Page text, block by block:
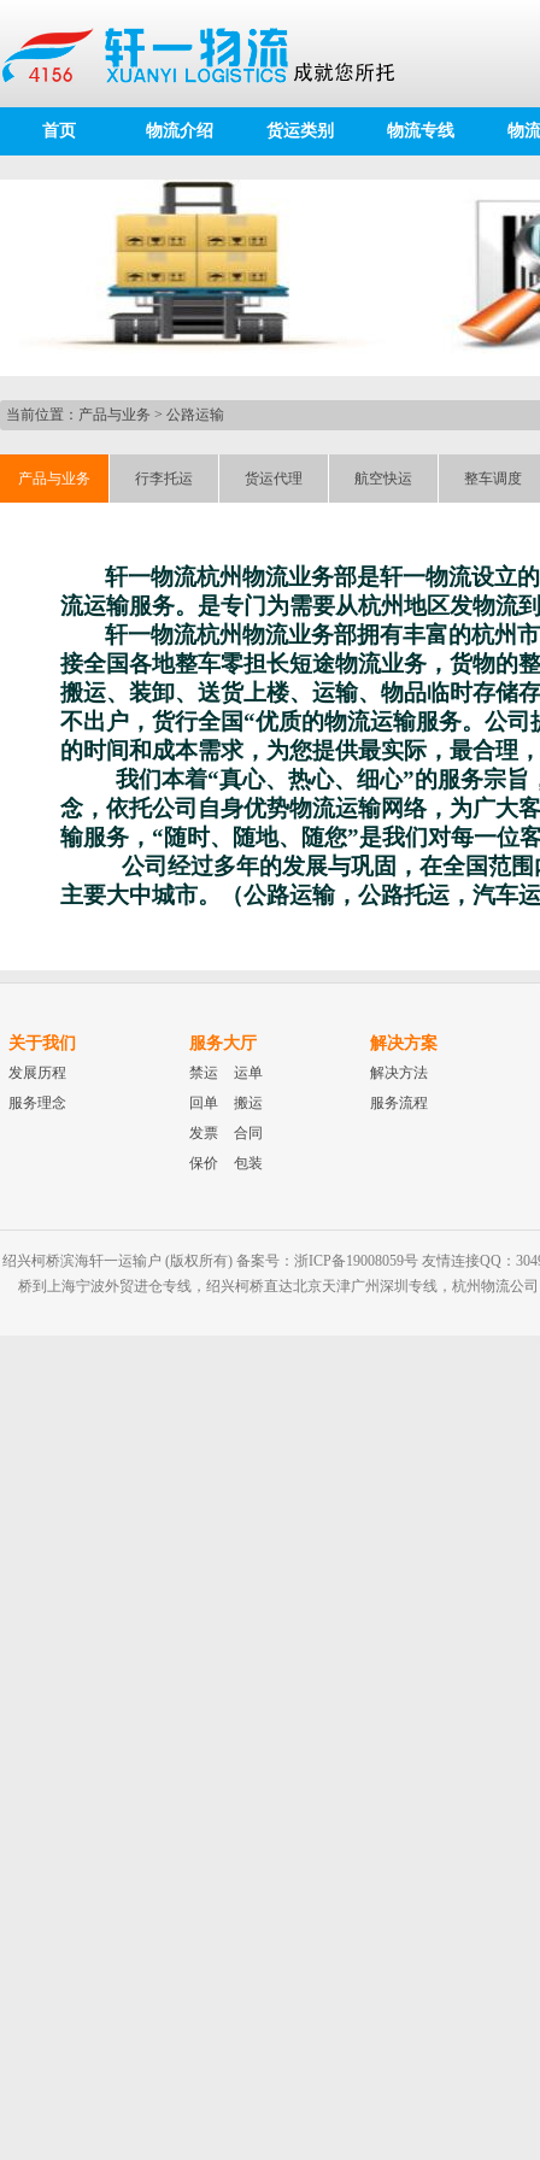
首页 物流介绍 货运类别 物流专线 物
当前位置： 产品与业务 > 公路运输
产品与业务 行李托运 货运代理 航空快运 整车调度
轩一物流杭州物流业务部是轩一物流设立
流运输服务。是专门为需要从杭州地区发物流
轩一物流杭州物流业务部拥有丰富的杭州
接全国各地整车零担长短途物流业务，货物的
搬运、装卸、送货上楼、运输、物品临时存储
不出户，货行全国“优质的物流运输服务。公
的时间和成本需求，为您提供最实际，最合理
我们本着“真心、热心、细心”的服务宗
念，依托公司自身优势物流运输网络，为广大
输服务，“随时、随地、随您”是我们对每一位
公司经过多年的发展与巩固，在全国范
主要大中城市。（公路运输，公路托运，汽车
关于我们
发展历程
服务理念
服务大厅
禁运
运单
回单
搬运
发票
合同
保价
包装
解决方案
解决方法
服务流程
绍兴柯桥滨海轩一运输户 (版权所有) 备案号：浙ICP备19008059号 友情连接QQ：
桥到上海宁波外贸进仓专线，绍兴柯桥直达北京天津广州深圳专线，杭州物流公